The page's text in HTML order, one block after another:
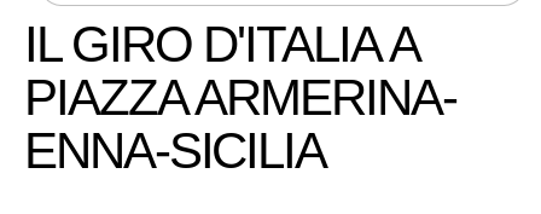
IL GIRO D'ITALIA A
PIAZZA ARMERINA-
ENNA-SICILIA